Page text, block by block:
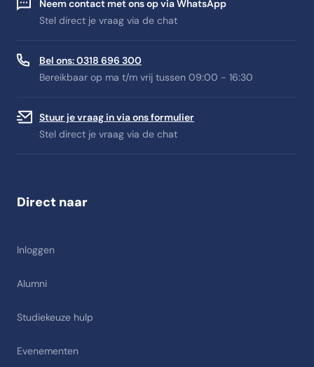
Neem contact met ons op via WhatsApp
Stel direct je vraag via de chat
Bel ons: 0318 696 300
Bereikbaar op ma t/m vrij tussen 09:00 - 16:30
Stuur je vraag in via ons formulier
Stel direct je vraag via de chat
Direct naar
Inloggen
Alumni
Studiekeuze hulp
Evenementen